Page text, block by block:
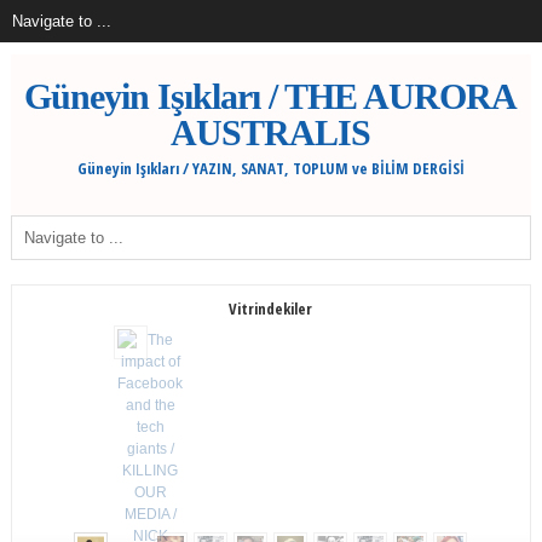
Güneyin Işıkları / THE AURORA
AUSTRALIS
Güneyin Işıkları / YAZIN, SANAT, TOPLUM ve BİLİM DERGİSİ
Vitrindekiler